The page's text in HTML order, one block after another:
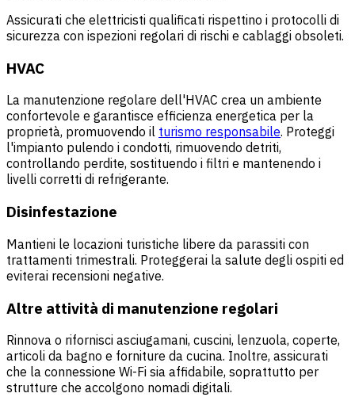
Assicurati che elettricisti qualificati rispettino i protocolli di
sicurezza con ispezioni regolari di rischi e cablaggi obsoleti.
HVAC
La manutenzione regolare dell'HVAC crea un ambiente
confortevole e garantisce efficienza energetica per la
proprietà, promuovendo il turismo responsabile. Proteggi
l'impianto pulendo i condotti, rimuovendo detriti,
controllando perdite, sostituendo i filtri e mantenendo i
livelli corretti di refrigerante.
Disinfestazione
Mantieni le locazioni turistiche libere da parassiti con
trattamenti trimestrali. Proteggerai la salute degli ospiti ed
eviterai recensioni negative.
Altre attività di manutenzione regolari
Rinnova o rifornisci asciugamani, cuscini, lenzuola, coperte,
articoli da bagno e forniture da cucina. Inoltre, assicurati
che la connessione Wi-Fi sia affidabile, soprattutto per
strutture che accolgono nomadi digitali.